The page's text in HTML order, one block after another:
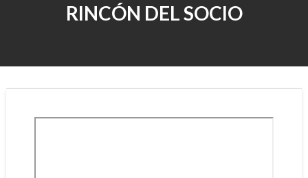
RINCÓN DEL SOCIO